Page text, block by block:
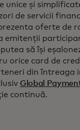
unice și
de servicii
oferte de
emitenții
să își
orice card de
din întreaga
Global